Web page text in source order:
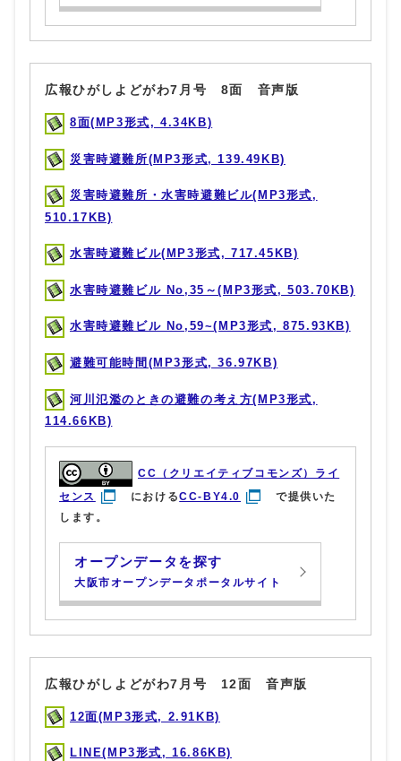
広報ひがしよどがわ7月号 8面 音声版
8面(MP3形式, 4.34KB)
災害時避難所(MP3形式, 139.49KB)
災害時避難所・水害時避難ビル(MP3形式,
510.17KB)
水害時避難ビル(MP3形式, 717.45KB)
水害時避難ビル No,35～(MP3形式, 503.70KB)
水害時避難ビル No,59~(MP3形式, 875.93KB)
避難可能時間(MP3形式, 36.97KB)
河川氾濫のときの避難の考え方(MP3形式,
114.66KB)
CC（クリエイティブコモンズ）ライ
センス
におけるCC-BY4.0
で提供いた
します。
オープンデータを探す
大阪市オープンデータポータルサイト
広報ひがしよどがわ7月号 12面 音声版
12面(MP3形式, 2.91KB)
LINE(MP3形式, 16.86KB)